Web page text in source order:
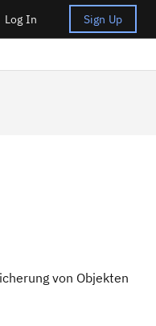
Log In Sign Up
von Objekten